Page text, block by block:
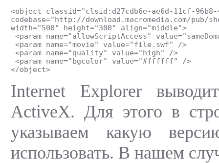
<object classid="clsid:d27cdb6e-ae6d-11cf-96b8-
codebase="http://download.macromedia.com/
width="500" height="300" align="middle">
<param name="allowScriptAccess"
<param name="movie" value="file.swf" />
<param name="quality" value="high" />
<param name="bgcolor" value="#ffffff" />
</object>
Internet Explorer
ActiveX. Для этого в
указываем какую
использовать. В нашем